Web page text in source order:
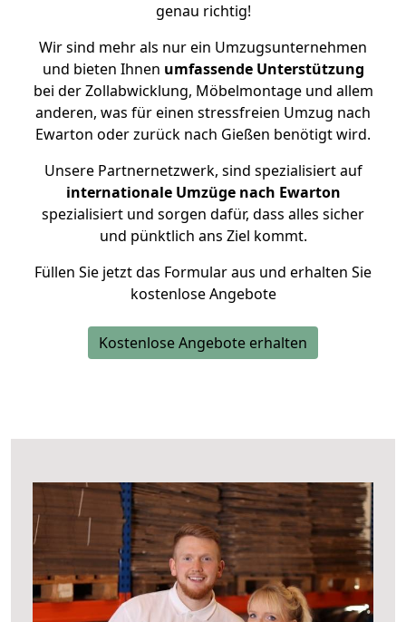
genau richtig!
Wir sind mehr als nur ein Umzugsunternehmen
und bieten Ihnen umfassende Unterstützung
bei der Zollabwicklung, Möbelmontage und allem
anderen, was für einen stressfreien Umzug nach
Ewarton oder zurück nach Gießen benötigt wird.
Unsere Partnernetzwerk, sind spezialisiert auf
internationale Umzüge nach Ewarton
spezialisiert und sorgen dafür, dass alles sicher
und pünktlich ans Ziel kommt.
Füllen Sie jetzt das Formular aus und erhalten Sie
kostenlose Angebote
Kostenlose Angebote erhalten